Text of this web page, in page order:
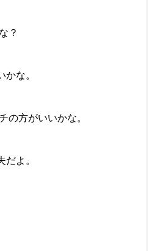
？
かな。
の方がいいかな。
だよ。